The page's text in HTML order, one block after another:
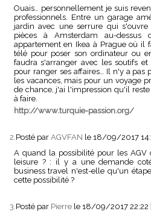
Ouais… personnellement je suis
professionnels. Entre un garage
jardin avec une serrure qui
pièces à Amsterdam au-
appartement en Ikea à Prague où il
télé pour poser son ordinateur ou
faudra s'arranger avec les soutifs
pour ranger ses affaires… Il n'y a pas
les vacances, mais pour un voyage
de chance, j'ai l'impression qu'il
à faire.
http://www.turquie-passion.org/
2. Posté par AGVFAN le 18/09/2017
A quand la possibilité pour les
leisure ? : il y a une demande
business travel n'est-elle qu'un
cette possibilité ?
3. Posté par Pierre le 18/09/2017 22:22